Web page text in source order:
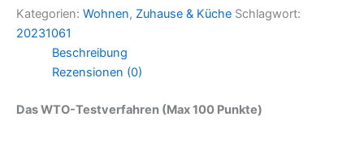
Kategorien: Wohnen, Zuhause & Küche Schlagwort:
20231061
Beschreibung
Rezensionen (0)
Das WTO-Testverfahren (Max 100 Punkte)